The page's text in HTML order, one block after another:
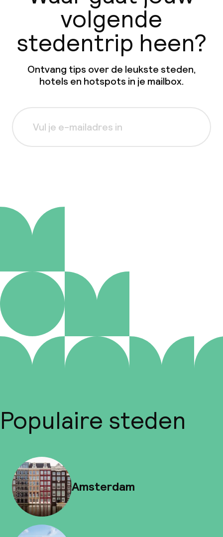
volgende
stedentrip heen?
Ontvang tips over de leukste steden,
hotels en hotspots in je mailbox.
Populaire steden
Amsterdam